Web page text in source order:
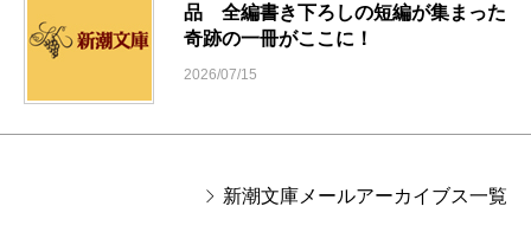
品 全編書き下ろしの短編が集まった
奇跡の一冊がここに！
2026/07/15
新潮文庫メールアーカイブス一覧